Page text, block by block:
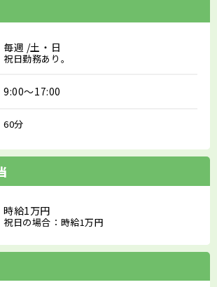
毎週 /土・日
祝日勤務あり。
9:00～17:00
60分
時給1万円
祝日の場合：時給1万円